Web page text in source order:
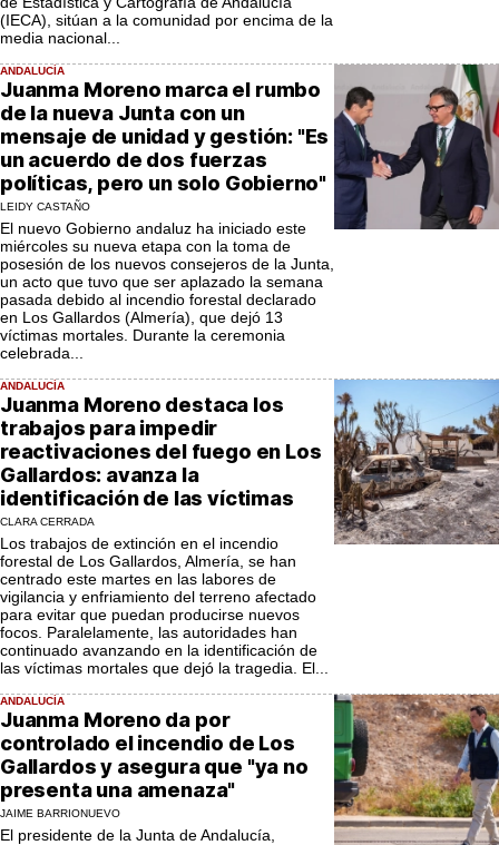
(IECA), sitúan a la comunidad por encima de la
media nacional...
ANDALUCÍA
Juanma Moreno marca el rumbo
de la nueva Junta con un
mensaje de unidad y gestión: "Es
un acuerdo de dos fuerzas
políticas, pero un solo Gobierno"
LEIDY CASTAÑO
El nuevo Gobierno andaluz ha iniciado este
miércoles su nueva etapa con la toma de
posesión de los nuevos consejeros de la Junta,
un acto que tuvo que ser aplazado la semana
pasada debido al incendio forestal declarado
en Los Gallardos (Almería), que dejó 13
víctimas mortales. Durante la ceremonia
celebrada...
ANDALUCÍA
Juanma Moreno destaca los
trabajos para impedir
reactivaciones del fuego en Los
Gallardos: avanza la
identificación de las víctimas
CLARA CERRADA
Los trabajos de extinción en el incendio
forestal de Los Gallardos, Almería, se han
centrado este martes en las labores de
vigilancia y enfriamiento del terreno afectado
para evitar que puedan producirse nuevos
focos. Paralelamente, las autoridades han
continuado avanzando en la identificación de
las víctimas mortales que dejó la tragedia. El...
ANDALUCÍA
Juanma Moreno da por
controlado el incendio de Los
Gallardos y asegura que "ya no
presenta una amenaza"
JAIME BARRIONUEVO
El presidente de la Junta de Andalucía,